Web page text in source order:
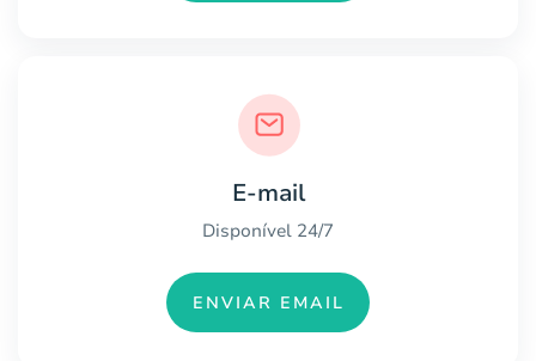
E-mail
Disponível 24/7
ENVIAR EMAIL